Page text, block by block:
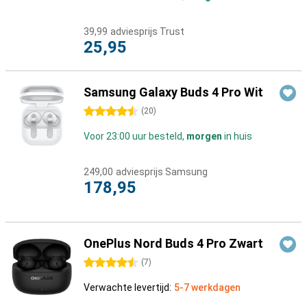
39,99 adviesprijs Trust
25,95
Samsung Galaxy Buds 4 Pro Wit
4.5 sterren (20)
Voor 23:00 uur besteld, morgen in huis
249,00 adviesprijs Samsung
178,95
OnePlus Nord Buds 4 Pro Zwart
4.5 sterren (7)
Verwachte levertijd: 5-7 werkdagen